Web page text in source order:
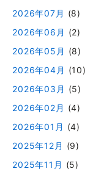
2026年07月 (8)
2026年06月 (2)
2026年05月 (8)
2026年04月 (10)
2026年03月 (5)
2026年02月 (4)
2026年01月 (4)
2025年12月 (9)
2025年11月 (5)